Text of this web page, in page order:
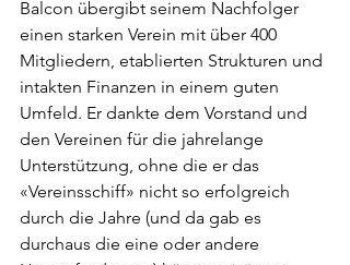
Balcon übergibt seinem Nachfolger
einen starken Verein mit über 400
Mitgliedern, etablierten Strukturen und
intakten Finanzen in einem guten
Umfeld. Er dankte dem Vorstand und
den Vereinen für die jahrelange
Unterstützung, ohne die er das
«Vereinsschiff» nicht so erfolgreich
durch die Jahre (und da gab es
durchaus die eine oder andere